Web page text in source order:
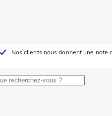
Nos clients nous donnent une note